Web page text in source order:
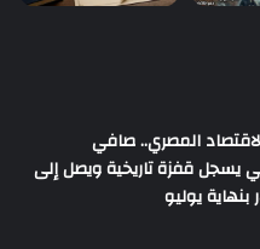
المصري.. صافي
يسجل قفزة تاريخية ويصل إلى